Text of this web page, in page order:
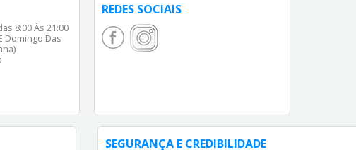
8:00 Às 21:00
Domingo Das
REDES SOCIAIS
SEGURANÇA E CREDIBILIDADE